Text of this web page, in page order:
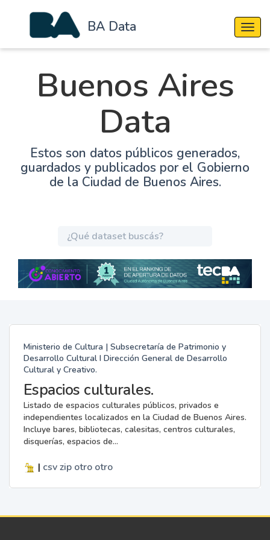
BA Data
Buenos Aires
Data
Estos son datos públicos generados,
guardados y publicados por el Gobierno
de la Ciudad de Buenos Aires.
Ministerio de Cultura | Subsecretaría de Patrimonio y
Desarrollo Cultural I Dirección General de Desarrollo
Cultural y Creativo.
Espacios culturales.
Listado de espacios culturales públicos, privados e
independientes localizados en la Ciudad de Buenos Aires.
Incluye bares, bibliotecas, calesitas, centros culturales,
disquerías, espacios de...
| csv zip otro otro